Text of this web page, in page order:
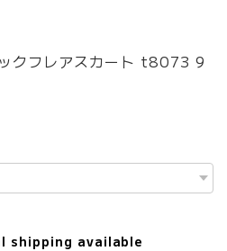
クフレアスカート t8073 9
shipping available